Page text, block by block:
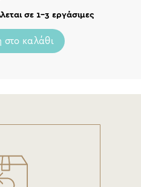
σε 1-3 εργάσιμες
καλάθι